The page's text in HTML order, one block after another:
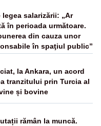
salarizării: „Ar
în perioada următoare.
din cauza unor
în spaţiul public”
la Ankara, un acord
tranzitului prin Turcia al
și bovine
rămân la muncă.